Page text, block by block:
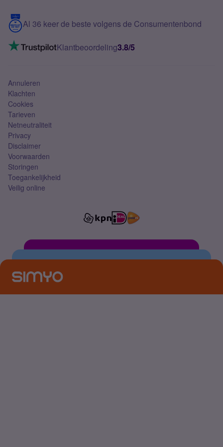
5G internet
Mobiel internet
Mobiel abonnement
Contact
VoLTE 4G bellen
Al 36 keer de beste volgens de Consumentenbond
Klantbeoordeling3.8/5
Annuleren
Klachten
Cookies
Tarieven
Netneutraliteit
Privacy
Disclaimer
Voorwaarden
Storingen
Toegankelijkheid
Veilig online